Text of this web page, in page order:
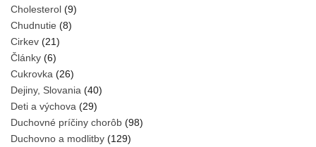
Cholesterol (9)
Chudnutie (8)
Cirkev (21)
Články (6)
Cukrovka (26)
Dejiny, Slovania (40)
Deti a výchova (29)
Duchovné príčiny chorôb (98)
Duchovno a modlitby (129)